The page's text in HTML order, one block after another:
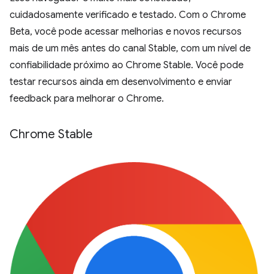
cuidadosamente verificado e testado. Com o Chrome
Beta, você pode acessar melhorias e novos recursos
mais de um mês antes do canal Stable, com um nível de
confiabilidade próximo ao Chrome Stable. Você pode
testar recursos ainda em desenvolvimento e enviar
feedback para melhorar o Chrome.
Chrome Stable